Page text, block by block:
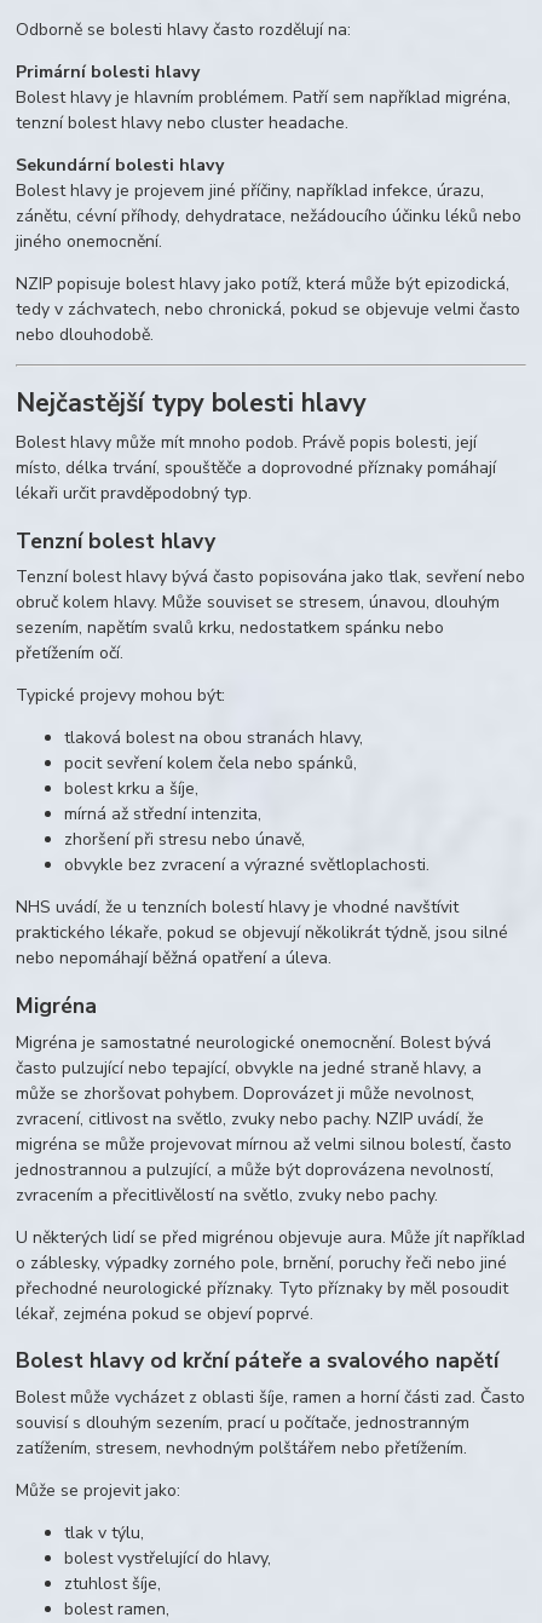
Odborně se bolesti hlavy často rozdělují na:
Primární bolesti hlavy
Bolest hlavy je hlavním problémem. Patří sem například migréna,
tenzní bolest hlavy nebo cluster headache.
Sekundární bolesti hlavy
Bolest hlavy je projevem jiné příčiny, například infekce, úrazu,
zánětu, cévní příhody, dehydratace, nežádoucího účinku léků nebo
jiného onemocnění.
NZIP popisuje bolest hlavy jako potíž, která může být epizodická,
tedy v záchvatech, nebo chronická, pokud se objevuje velmi často
nebo dlouhodobě.
Nejčastější typy bolesti hlavy
Bolest hlavy může mít mnoho podob. Právě popis bolesti, její
místo, délka trvání, spouštěče a doprovodné příznaky pomáhají
lékaři určit pravděpodobný typ.
Tenzní bolest hlavy
Tenzní bolest hlavy bývá často popisována jako tlak, sevření nebo
obruč kolem hlavy. Může souviset se stresem, únavou, dlouhým
sezením, napětím svalů krku, nedostatkem spánku nebo
přetížením očí.
Typické projevy mohou být:
tlaková bolest na obou stranách hlavy,
pocit sevření kolem čela nebo spánků,
bolest krku a šíje,
mírná až střední intenzita,
zhoršení při stresu nebo únavě,
obvykle bez zvracení a výrazné světloplachosti.
NHS uvádí, že u tenzních bolestí hlavy je vhodné navštívit
praktického lékaře, pokud se objevují několikrát týdně, jsou silné
nebo nepomáhají běžná opatření a úleva.
Migréna
Migréna je samostatné neurologické onemocnění. Bolest bývá
často pulzující nebo tepající, obvykle na jedné straně hlavy, a
může se zhoršovat pohybem. Doprovázet ji může nevolnost,
zvracení, citlivost na světlo, zvuky nebo pachy. NZIP uvádí, že
migréna se může projevovat mírnou až velmi silnou bolestí, často
jednostrannou a pulzující, a může být doprovázena nevolností,
zvracením a přecitlivělostí na světlo, zvuky nebo pachy.
U některých lidí se před migrénou objevuje aura. Může jít například
o záblesky, výpadky zorného pole, brnění, poruchy řeči nebo jiné
přechodné neurologické příznaky. Tyto příznaky by měl posoudit
lékař, zejména pokud se objeví poprvé.
Bolest hlavy od krční páteře a svalového napětí
Bolest může vycházet z oblasti šíje, ramen a horní části zad. Často
souvisí s dlouhým sezením, prací u počítače, jednostranným
zatížením, stresem, nevhodným polštářem nebo přetížením.
Může se projevit jako:
tlak v týlu,
bolest vystřelující do hlavy,
ztuhlost šíje,
bolest ramen,